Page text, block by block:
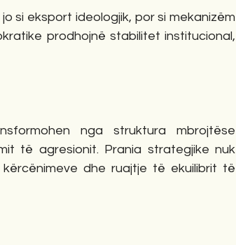
si eksport ideologjik, por si mekanizëm
prodhojnë stabilitet institucional,
nga struktura mbrojtëse
të agresionit. Prania strategjike nuk
dhe ruajtje të ekuilibrit të